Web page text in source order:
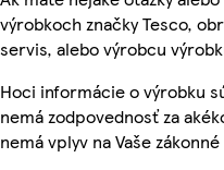
výrobkoch značky Tesco,
servis, alebo výrobcu
Hoci informácie o výrobku
nemá zodpovednosť za
nemá vplyv na Vaše